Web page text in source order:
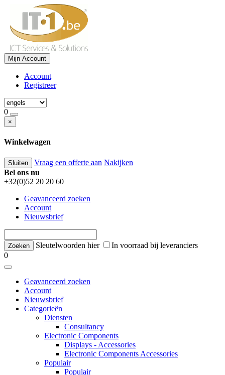
Mijn Account
Account
Registreer
0
×
Winkelwagen
Sluiten Vraag een offerte aan Nakijken
Bel ons nu
+32(0)52 20 20 60
Geavanceerd zoeken
Account
Nieuwsbrief
Sleutelwoorden hier
In voorraad bij leveranciers
0
Geavanceerd zoeken
Account
Nieuwsbrief
Categorieën
Diensten
Consultancy
Electronic Components
Displays - Accessories
Electronic Components Accessories
Populair
Populair